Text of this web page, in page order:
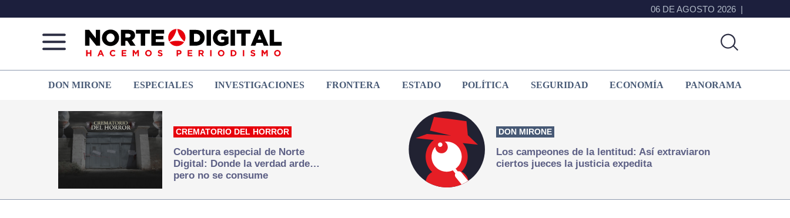
06 DE AGOSTO 2026
de
Juárez
que
hacemos periodismo
DON MIRONE ESPECIALES INVESTIGACIONES FRONTERA ESTADO POLÍTICA SEGURIDAD ECONOMÍA PANORAMA
CREMATORIO DEL HORROR
Cobertura especial de Norte
Digital: Donde la verdad arde…
pero no se consume
DON MIRONE
Los campeones de la lentitud: Así extraviaron
ciertos jueces la justicia expedita